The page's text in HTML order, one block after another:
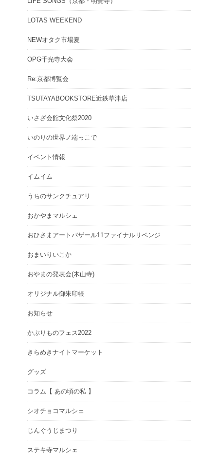
LOTAS WEEKEND
NEWオタク市場夏
OPG千光寺大会
Re:京都博覧会
TSUTAYABOOKSTORE近鉄草津店
いさざ会館文化祭2020
いのりの世界ノ端っこで
イベント情報
イムイム
うちのサンクチュアリ
おかやまマルシェ
おひさまアートバザール11ファイナルリベンジ
おまいりいこか
おやまの発表会(木山寺)
オリジナル御朱印帳
お知らせ
かぶりものフェス2022
きらめきナイトマーケット
グッズ
コラム【 あの頃の私 】
シオチョコマルシェ
じんぐうじまつり
ステキ寺マルシェ